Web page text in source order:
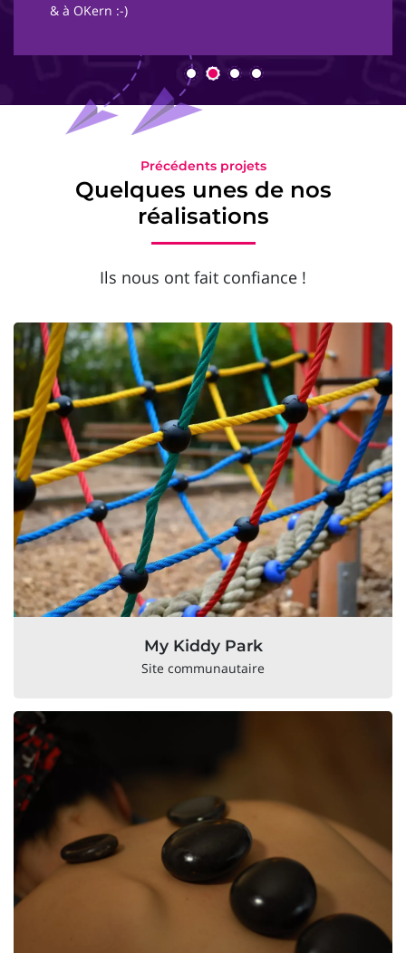
& à OKern :-)
Précédents projets
Quelques unes de nos
réalisations
Ils nous ont fait confiance !
My Kiddy Park
Site communautaire